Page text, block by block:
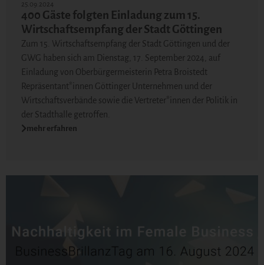
25.09.2024
400 Gäste folgten Einladung zum 15.
Wirtschaftsempfang der Stadt Göttingen
Zum 15. Wirtschaftsempfang der Stadt Göttingen und der
GWG haben sich am Dienstag, 17. September 2024, auf
Einladung von Oberbürgermeisterin Petra Broistedt
Repräsentant*innen Göttinger Unternehmen und der
Wirtschaftsverbände sowie die Vertreter*innen der Politik in
der Stadthalle getroffen.
mehr erfahren